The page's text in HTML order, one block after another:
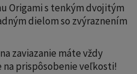
Origami s tenkým dvojitým
dielom so zvýraznením
zaviazanie máte vždy
prispôsobenie veľkosti!